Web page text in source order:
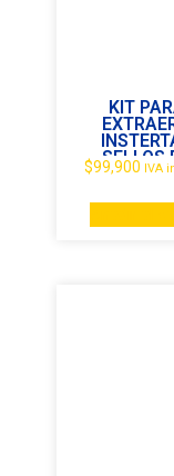
KIT
SELLOS
$99,900 IVA